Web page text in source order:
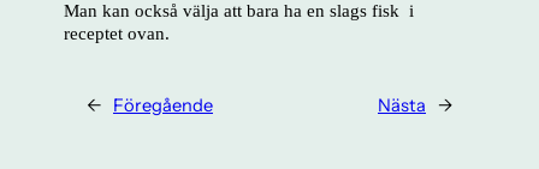
Man kan också välja att bara ha en slags fisk i
receptet ovan.
← Föregående Nästa →